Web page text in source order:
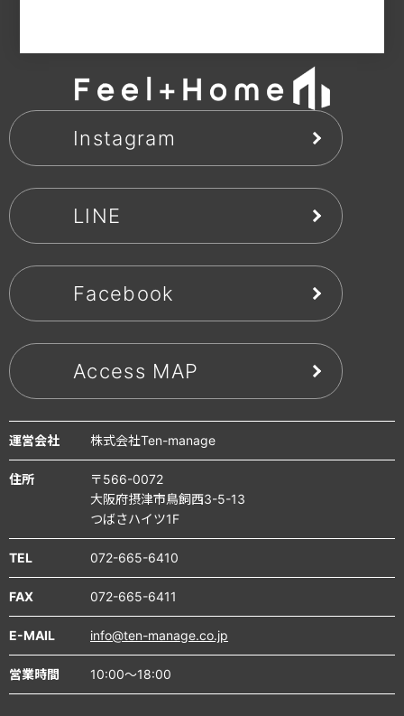
Instagram
LINE
Facebook
Access MAP
運営会社 株式会社Ten-manage
住所
〒566-0072
大阪府摂津市鳥飼西3-5-13
つばさハイツ1F
TEL 072-665-6410
FAX 072-665-6411
E-MAIL info@ten-manage.co.jp
営業時間 10:00～18:00